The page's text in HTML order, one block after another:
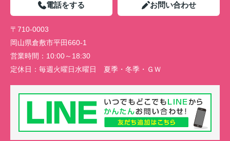
電話をする お問い合わせ
〒710-0003
岡山県倉敷市平田660-1
営業時間： 10:00～18:30
定休日： 毎週火曜日水曜日 夏季・冬季・ＧＷ